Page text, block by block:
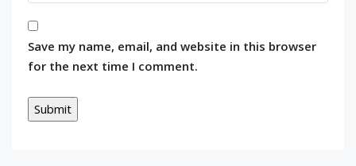
Save my name, email, and website in this browser
for the next time I comment.